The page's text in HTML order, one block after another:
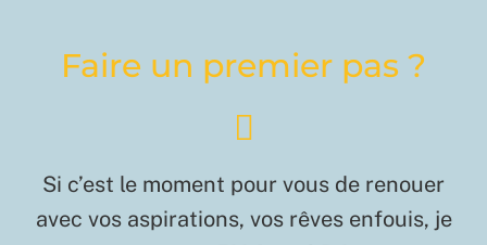
Faire un premier pas ?
Si c’est le moment pour vous de renouer
avec vos aspirations, vos rêves enfouis, je